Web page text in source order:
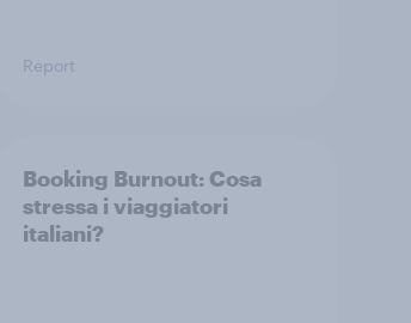
Report
Booking Burnout: Cosa
stressa i viaggiatori
italiani?